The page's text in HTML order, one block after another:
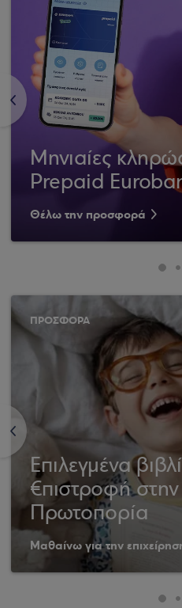
<
Μηνιαίες
Prepaid
Θέλω την προσφορά
<
ΠΡΟΣΦΟΡΑ
Επιλεγμένα
€πιστροφή στην
Πρωτοπορία
Μαθαίνω για την